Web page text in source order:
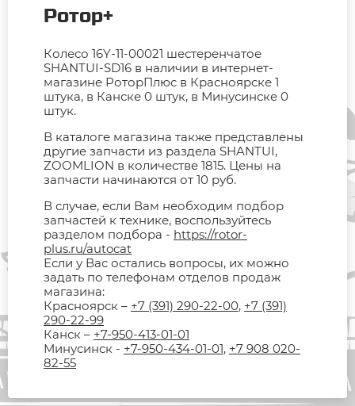
Ротор+
Колесо 16Y-11-00021 шестеренчатое
SHANTUI-SD16 в наличии в интернет-
магазине РоторПлюс в Красноярске 1
штука, в Канске 0 штук, в Минусинске 0
штук.
В каталоге магазина также представлены
другие запчасти из раздела SHANTUI,
ZOOMLION в количестве 1815. Цены на
запчасти начинаются от 10 руб.
В случае, если Вам необходим подбор
запчастей к технике, воспользуйтесь
разделом подбора - https://rotor-
plus.ru/autocat
Если у Вас остались вопросы, их можно
задать по телефонам отделов продаж
магазина:
Красноярск – +7 (391) 290-22-00, +7 (391)
290-22-99
Канск – +7-950-413-01-01
Минусинск - +7-950-434-01-01, +7 908 020-
82-55